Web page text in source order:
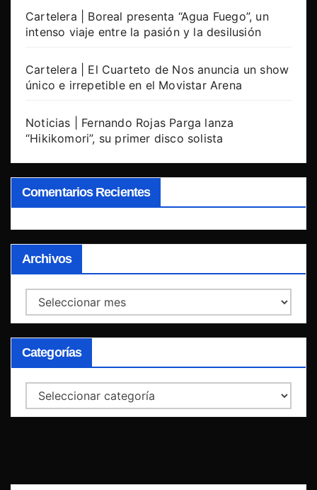
Cartelera | Boreal presenta “Agua Fuego”, un
intenso viaje entre la pasión y la desilusión
Cartelera | El Cuarteto de Nos anuncia un show
único e irrepetible en el Movistar Arena
Noticias | Fernando Rojas Parga lanza
“Hikikomori”, su primer disco solista
Comentarios Recientes
Archivos
Archivos
Categorías
Categorías